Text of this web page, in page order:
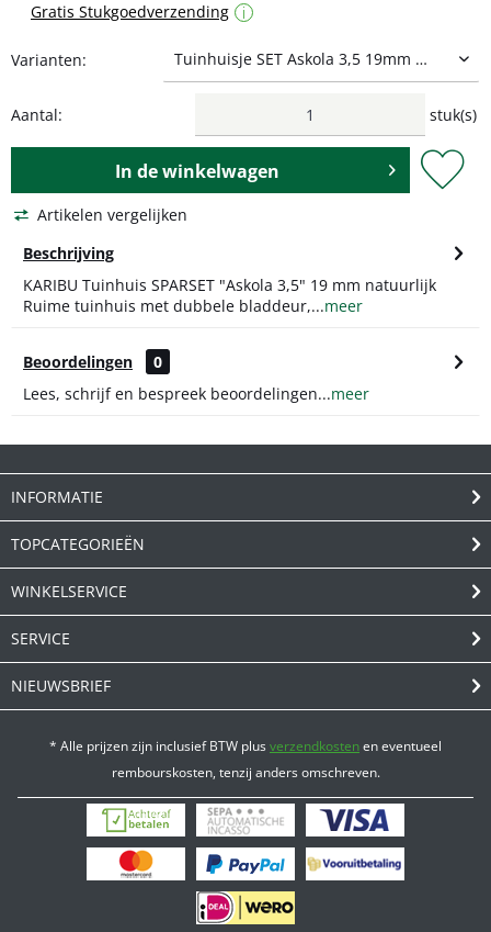
Gratis Stukgoedverzending
i
Varianten:
Aantal: stuk(s)
In dewinkelwagen
Artikelen vergelijken
Beschrijving
KARIBU Tuinhuis SPARSET "Askola 3,5" 19 mm natuurlijk
Ruime tuinhuis met dubbele bladdeur,...meer
Beoordelingen
0
Lees, schrijf en bespreek beoordelingen...meer
INFORMATIE
TOPCATEGORIEËN
WINKELSERVICE
SERVICE
NIEUWSBRIEF
* Alle prijzen zijn inclusief BTW plusverzendkostenen eventueel
rembourskosten, tenzij anders omschreven.